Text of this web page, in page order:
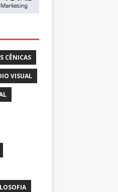
CÊNICAS
VISUAL